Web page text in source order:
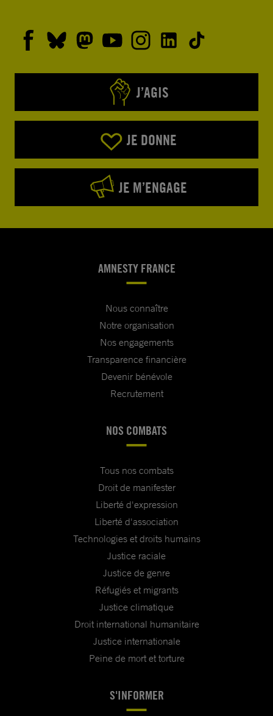
J’AGIS
JE DONNE
JE M’ENGAGE
AMNESTY FRANCE
Nous connaître
Notre organisation
Nos engagements
Transparence financière
Devenir bénévole
Recrutement
NOS COMBATS
Tous nos combats
Droit de manifester
Liberté d'expression
Liberté d'association
Technologies et droits humains
Justice raciale
Justice de genre
Réfugiés et migrants
Justice climatique
Droit international humanitaire
Justice internationale
Peine de mort et torture
S'INFORMER